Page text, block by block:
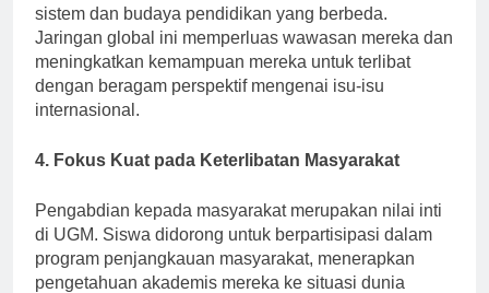
sistem dan budaya pendidikan yang berbeda.
Jaringan global ini memperluas wawasan mereka dan
meningkatkan kemampuan mereka untuk terlibat
dengan beragam perspektif mengenai isu-isu
internasional.
4. Fokus Kuat pada Keterlibatan Masyarakat
Pengabdian kepada masyarakat merupakan nilai inti
di UGM. Siswa didorong untuk berpartisipasi dalam
program penjangkauan masyarakat, menerapkan
pengetahuan akademis mereka ke situasi dunia